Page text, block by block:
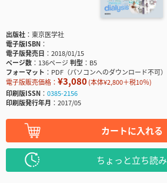
出版社
東京医学社
電子版ISBN
電子版発売日
2018/01/15
ページ数
136ページ判型
B5
フォーマット
PDF（パソコンへのダウンロード不可）
電子版販売価格： ¥3,080(本体¥2,800＋税10％)
印刷版ISSN
0385-2156
印刷版発行年月
2017/05
カートに入れる
ちょっと立ち読み